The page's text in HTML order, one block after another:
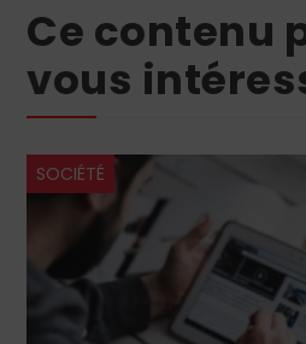
Ce contenu
vous